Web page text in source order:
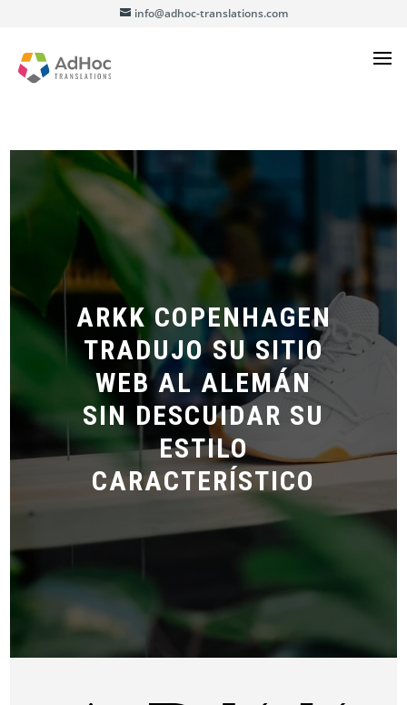
info@adhoc-translations.com
ARKK COPENHAGEN
TRADUJO SU SITIO
WEB AL ALEMÁN
SIN DESCUIDAR SU
ESTILO
CARACTERÍSTICO